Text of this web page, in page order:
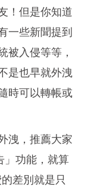
！但是你知道
一些新聞提到
被入侵等等，
是也早就外洩
時可以轉帳或
洩，推薦大家
」功能，就算
差別就是只